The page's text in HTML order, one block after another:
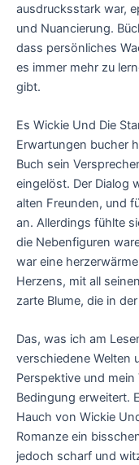
ausdrucksstark war,
und Nuancierung.
dass persönliches
es immer mehr zu
gibt.
Es Wickie Und Die
Erwartungen bucher
Buch sein
eingelöst. Der Dialog
alten Freunden, und
an. Allerdings fühlte
die Nebenfiguren
war eine
Herzens, mit all
zarte Blume, die in
Das, was ich am
verschiedene Welten
Perspektive und
Bedingung erweitert.
Hauch von Wickie
Romanze ein
jedoch scharf und